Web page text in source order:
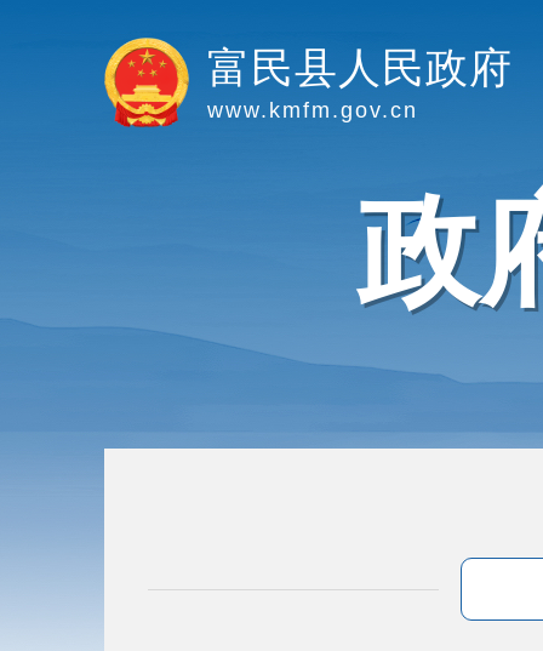
富民县人民政府
www.kmfm.gov.cn
政